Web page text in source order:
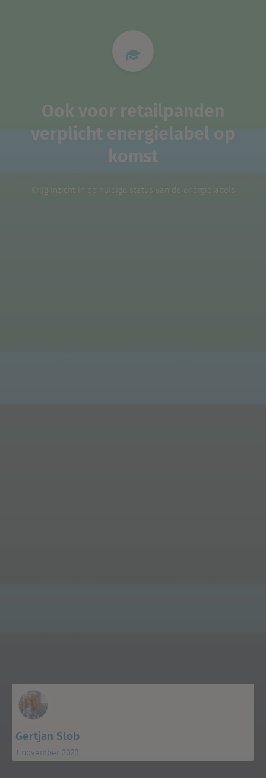
Ook voor retailpanden
verplicht energielabel op
komst
Krijg inzicht in de huidige status van de energielabels
Gertjan Slob
1 november 2023